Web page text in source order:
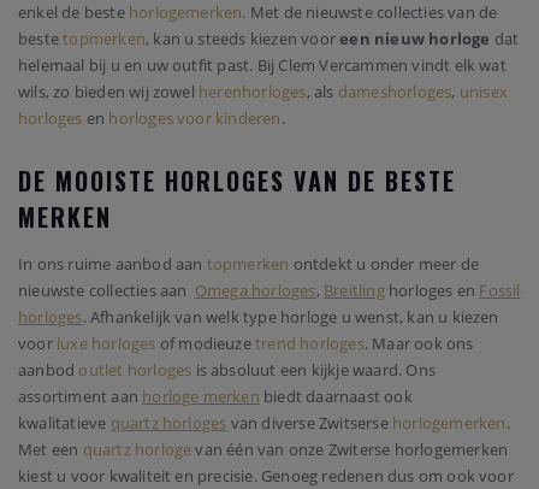
enkel de beste horlogemerken. Met de nieuwste collecties van de
bestetopmerken, kan u steeds kiezen vooreen nieuw horloge dat
helemaal bij u en uw outfit past. Bij Clem Vercammen vindt elk wat
wils, zo bieden wij zowel herenhorloges, als dameshorloges, unisex
horloges en horloges voor kinderen.
DE MOOISTE HORLOGES VAN DE BESTE
MERKEN
In ons ruime aanbod aan topmerken ontdekt u onder meer de
nieuwste collecties aan Omega horloges, Breitlinghorloges en Fossil
horloges. Afhankelijk van welk type horloge u wenst, kan u kiezen
voor luxe horloges of modieuzetrend horloges. Maar ook ons
aanbod outlet horloges is absoluut een kijkje waard. Ons
assortiment aan horloge merken biedt daarnaast ook
kwalitatieve quartz horloges van diverse Zwitserse horlogemerken.
Met een quartz horlogevan één van onze Zwiterse horlogemerken
kiest u voor kwaliteit en precisie. Genoeg redenen dus om ook voor